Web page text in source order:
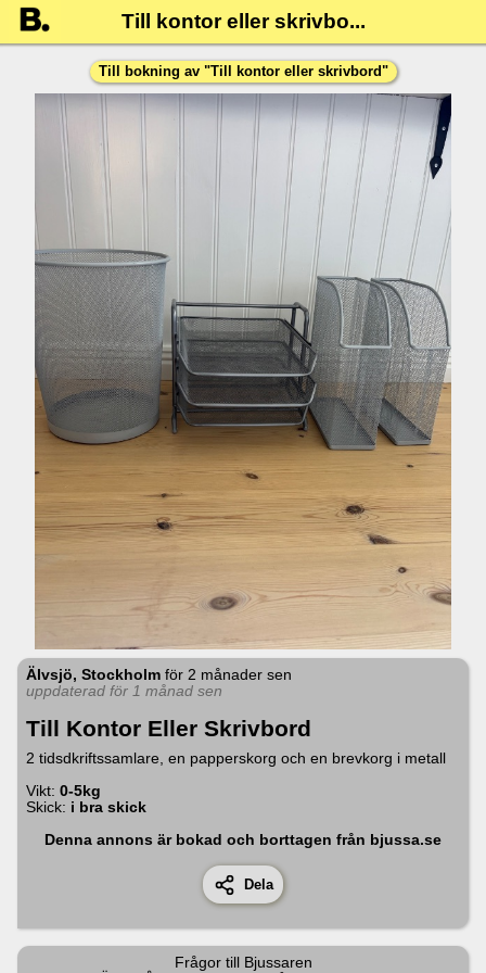
Till kontor eller skrivbo...
Till bokning av "Till kontor eller skrivbord"
Älvsjö, Stockholm för 2 månader sen
uppdaterad för 1 månad sen
Till Kontor Eller Skrivbord
2 tidsdkriftssamlare, en papperskorg och en brevkorg i metall
Vikt: 0-5kg
Skick: i bra skick
Denna annons är bokad och borttagen från bjussa.se
Dela
Frågor till Bjussaren